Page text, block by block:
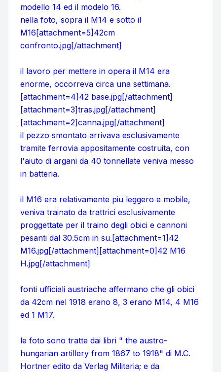
modello 14 ed il modelo 16.
nella foto, sopra il M14 e sotto il
M16[attachment=5]42cm
confronto.jpg[/attachment]
il lavoro per mettere in opera il M14 era
enorme, occorreva circa una settimana.
[attachment=4]42 base.jpg[/attachment]
[attachment=3]tras.jpg[/attachment]
[attachment=2]canna.jpg[/attachment]
il pezzo smontato arrivava esclusivamente
tramite ferrovia appositamente costruita, con
l'aiuto di argani da 40 tonnellate veniva messo
in batteria.
il M16 era relativamente piu leggero e mobile,
veniva trainato da trattrici esclusivamente
proggettate per il traino degli obici e cannoni
pesanti dal 30.5cm in su.[attachment=1]42
M16.jpg[/attachment][attachment=0]42 M16
H.jpg[/attachment]
fonti ufficiali austriache affermano che gli obici
da 42cm nel 1918 erano 8, 3 erano M14, 4 M16
ed 1 M17.
le foto sono tratte dai libri " the austro-
hungarian artillery from 1867 to 1918" di M.C.
Hortner edito da Verlag Militaria; e da